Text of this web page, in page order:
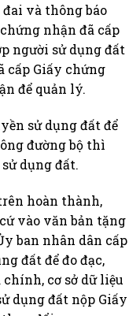
và thông báo
nhận đã cấp
người sử dụng đất
cấp Giấy chứng
để quản lý.
sử dụng đất để
đường bộ thì
dụng đất.
hoàn thành,
vào văn bản tặng
ban nhân dân cấp
đất để đo đạc,
cơ sở dữ liệu
dụng đất nộp Giấy